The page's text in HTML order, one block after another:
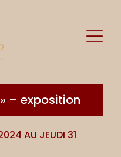
– exposition
AU JEUDI 31